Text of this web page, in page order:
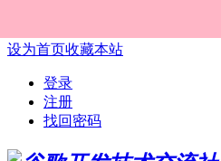
设为首页收藏本站
登录
注册
找回密码